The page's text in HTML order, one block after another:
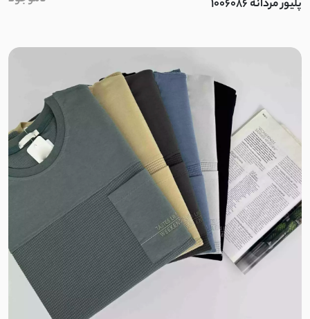
پولکی
لاکرا
شانتون
نخ و پنبه اسلپ
کرپ ژورژت
مایو
اسپندکس
پلیور مردانه 1006086